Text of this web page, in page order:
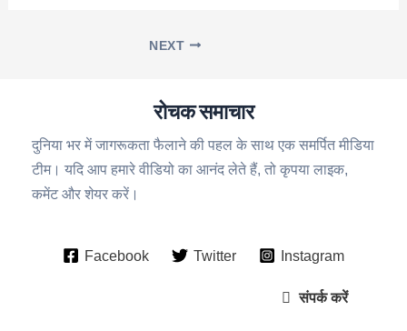
NEXT
रोचक समाचार
दुनिया भर में जागरूकता फैलाने की पहल के साथ एक समर्पित मीडिया
टीम। यदि आप हमारे वीडियो का आनंद लेते हैं, तो कृपया लाइक,
कमेंट और शेयर करें।
Facebook Twitter Instagram
संपर्क करें